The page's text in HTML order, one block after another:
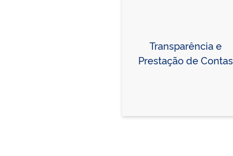
Transparência e
Prestação de Contas